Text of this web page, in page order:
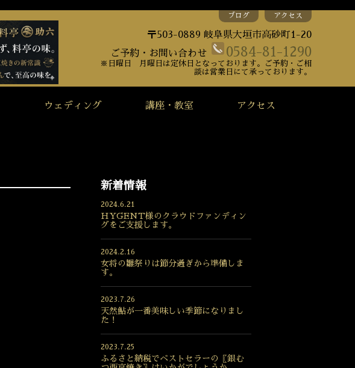
ブログ アクセス
〒503-0889 岐阜県大垣市高砂町1-20
ご予約・お問い合わせ
0584-81-1290
※日曜日 月曜日は定休日となっております。ご予約・ご相
談は営業日にて承っております。
ウェディング 講座・教室 アクセス
新着情報
2024.6.21
HYGENT様のクラウドファンディン
グをご支援します。
2024.2.16
女将の雛祭りは節分過ぎから準備しま
す。
2023.7.26
天然鮎が一番美味しい季節になりまし
た！
2023.7.25
ふるさと納税でベストセラーの〖銀む